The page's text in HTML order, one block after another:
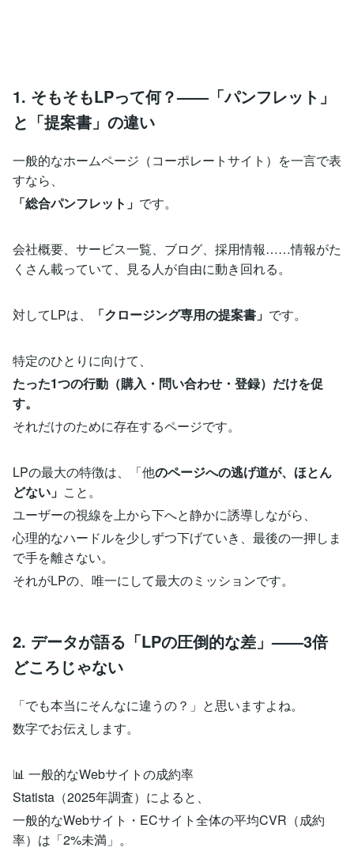
1. そもそもLPって何？——「パンフレット」
と「提案書」の違い
一般的なホームページ（コーポレートサイト）を一言で表
すなら、
「総合パンフレット」 です。
会社概要、サービス一覧、ブログ、採用情報……情報がた
くさん載っていて、見る人が自由に動き回れる。
対してLPは、 「クロージング専用の提案書」 です。
特定のひとりに向けて、
たった1つの行動（購入・問い合わせ・登録）だけを促
す。
それだけのために存在するページです。
LPの最大の特徴は、「他のページへの逃げ道が、ほとん
どない」 こと。
ユーザーの視線を上から下へと静かに誘導しながら、
心理的なハードルを少しずつ下げていき、最後の一押しま
で手を離さない。
それがLPの、唯一にして最大のミッションです。
2. データが語る「LPの圧倒的な差」——3倍
どころじゃない
「でも本当にそんなに違うの？」と思いますよね。
数字でお伝えします。
📊 一般的なWebサイトの成約率
Statista（2025年調査）によると、
一般的なWebサイト・ECサイト全体の平均CVR（成約
率）は「2%未満」。